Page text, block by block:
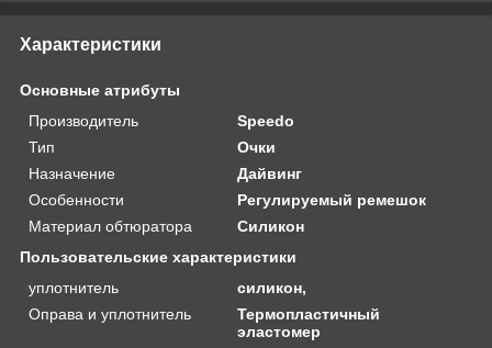
Характеристики
Основные атрибуты
Производитель
Speedo
Тип
Очки
Назначение
Дайвинг
Особенности
Регулируемый ремешок
Материал обтюратора
Силикон
Пользовательские характеристики
уплотнитель
силикон,
Оправа и уплотнитель
Термопластичный
эластомер